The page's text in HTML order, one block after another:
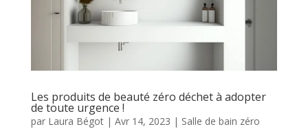
Les produits de beauté zéro déchet à adopter
de toute urgence !
par Laura Bégot| Avr 14, 2023 | Salle de bain zéro